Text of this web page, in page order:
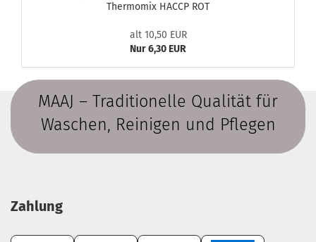
Thermomix HACCP ROT
alt 10,50 EUR
Nur 6,30 EUR
MAAJ – Traditionelle Qualität für
Waschen, Reinigen und Pflegen
Zahlung